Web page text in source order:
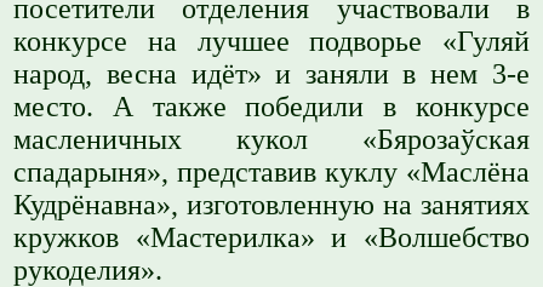
посетители отделения участвовали в
конкурсе на лучшее подворье «Гуляй
народ, весна идёт» и заняли в нем 3-е
место. А также победили в конкурсе
масленичных кукол «Бярозаўская
спадарыня», представив куклу «Маслёна
Кудрёнавна», изготовленную на занятиях
кружков «Мастерилка» и «Волшебство
рукоделия».